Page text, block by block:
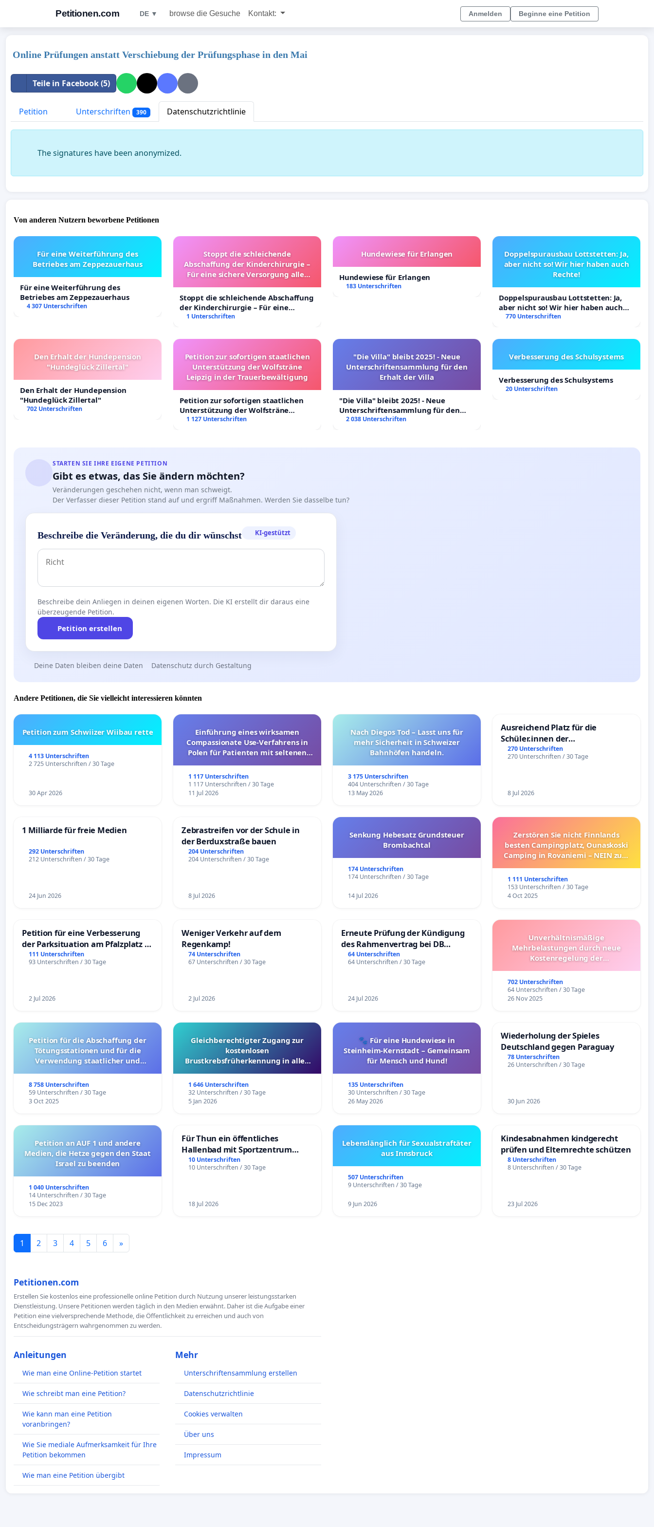
Petitionen.com DE ▼ browse die Gesuche Kontakt: Anmelden Beginne eine Petition
Online Prüfungen anstatt Verschiebung der Prüfungsphase in den Mai
Teile in Facebook (5)
Petition Unterschriften 390 Datenschutzrichtlinie
The signatures have been anonymized.
Von anderen Nutzern beworbene Petitionen
Für eine Weiterführung des
Betriebes am Zeppezauerhaus
Für eine Weiterführung des
Betriebes am Zeppezauerhaus
4 307 Unterschriften
Stoppt die schleichende
Abschaffung der Kinderchirurgie –
Für eine sichere Versorgung aller
Stoppt die schleichende Abschaffung
der Kinderchirurgie – Für eine
sichere Versorgung aller Kinder in
1 Unterschriften
Hundewiese für Erlangen
Hundewiese für Erlangen
183 Unterschriften
Doppelspurausbau Lottstetten: Ja,
aber nicht so! Wir hier haben auch
Rechte!
Doppelspurausbau Lottstetten: Ja,
aber nicht so! Wir hier haben auch
Rechte!
770 Unterschriften
Den Erhalt der Hundepension
"Hundeglück Zillertal"
Den Erhalt der Hundepension
"Hundeglück Zillertal"
702 Unterschriften
Petition zur sofortigen staatlichen
Unterstützung der Wolfsträne
Leipzig in der Trauerbewältigung
Petition zur sofortigen staatlichen
Unterstützung der Wolfsträne
Leipzig in der Trauerbewältigung
1 127 Unterschriften
"Die Villa" bleibt 2025! - Neue
Unterschriftensammlung für den
Erhalt der Villa
"Die Villa" bleibt 2025! - Neue
Unterschriftensammlung für den
Erhalt der Villa
2 038 Unterschriften
Verbesserung des Schulsystems
Verbesserung des Schulsystems
20 Unterschriften
STARTEN SIE IHRE EIGENE PETITION
Gibt es etwas, das Sie ändern möchten?
Veränderungen geschehen nicht, wenn man schweigt.
Der Verfasser dieser Petition stand auf und ergriff Maßnahmen. Werden Sie dasselbe tun?
Beschreibe die Veränderung, die du dir wünschst KI-gestützt
Beschreibe dein Anliegen in deinen eigenen Worten. Die KI erstellt dir daraus eine
überzeugende Petition.
Petition erstellen
Deine Daten bleiben deine Daten Datenschutz durch Gestaltung
Andere Petitionen, die Sie vielleicht interessieren könnten
Petition zum Schwiizer Wiibau rette
4 113 Unterschriften
2 725 Unterschriften / 30 Tage
30 Apr 2026
Einführung eines wirksamen
Compassionate Use-Verfahrens in
Polen für Patienten mit seltenen
1 117 Unterschriften
1 117 Unterschriften / 30 Tage
11 Jul 2026
Nach Diegos Tod – Lasst uns für
mehr Sicherheit in Schweizer
Bahnhöfen handeln.
3 175 Unterschriften
404 Unterschriften / 30 Tage
13 May 2026
Ausreichend Platz für die
Schüler.innen der
Schönbergschule
270 Unterschriften
270 Unterschriften / 30 Tage
8 Jul 2026
1 Milliarde für freie Medien
292 Unterschriften
212 Unterschriften / 30 Tage
24 Jun 2026
Zebrastreifen vor der Schule in
der Berduxstraße bauen
204 Unterschriften
204 Unterschriften / 30 Tage
8 Jul 2026
Senkung Hebesatz Grundsteuer
Brombachtal
174 Unterschriften
174 Unterschriften / 30 Tage
14 Jul 2026
Zerstören Sie nicht Finnlands
besten Campingplatz, Ounaskoski
Camping in Rovaniemi – NEIN zum
1 111 Unterschriften
153 Unterschriften / 30 Tage
4 Oct 2025
Petition für eine Verbesserung
der Parksituation am Pfalzplatz in
Mannheim
111 Unterschriften
93 Unterschriften / 30 Tage
2 Jul 2026
Weniger Verkehr auf dem
Regenkamp!
74 Unterschriften
67 Unterschriften / 30 Tage
2 Jul 2026
Erneute Prüfung der Kündigung
des Rahmenvertrag bei DB
Fahrwegdienste Gmbh
64 Unterschriften
64 Unterschriften / 30 Tage
24 Jul 2026
Unverhältnismäßige
Mehrbelastungen durch neue
Kostenregelung der
Überprüfung und Alternativen
702 Unterschriften
64 Unterschriften / 30 Tage
26 Nov 2025
Petition für die Abschaffung der
Tötungsstationen und für die
Verwendung staatlicher und
8 758 Unterschriften
59 Unterschriften / 30 Tage
3 Oct 2025
Gleichberechtigter Zugang zur
kostenlosen
Brustkrebsfrüherkennung in allen
1 646 Unterschriften
32 Unterschriften / 30 Tage
5 Jan 2026
🐾 Für eine Hundewiese in
Steinheim-Kernstadt – Gemeinsam
für Mensch und Hund!
135 Unterschriften
30 Unterschriften / 30 Tage
26 May 2026
Wiederholung der Spieles
Deutschland gegen Paraguay
78 Unterschriften
26 Unterschriften / 30 Tage
30 Jun 2026
Petition an AUF 1 und andere
Medien, die Hetze gegen den Staat
Israel zu beenden
1 040 Unterschriften
14 Unterschriften / 30 Tage
15 Dec 2023
Für Thun ein öffentliches
Hallenbad mit Sportzentrum
schaffen
10 Unterschriften
10 Unterschriften / 30 Tage
18 Jul 2026
Lebenslänglich für Sexualstraftäter
aus Innsbruck
507 Unterschriften
9 Unterschriften / 30 Tage
9 Jun 2026
Kindesabnahmen kindgerecht
prüfen und Elternrechte schützen
8 Unterschriften
8 Unterschriften / 30 Tage
23 Jul 2026
1 2 3 4 5 6 »
Petitionen.com
Erstellen Sie kostenlos eine professionelle online Petition durch Nutzung unserer leistungsstarken
Dienstleistung. Unsere Petitionen werden täglich in den Medien erwähnt. Daher ist die Aufgabe einer
Petition eine vielversprechende Methode, die Öffentlichkeit zu erreichen und auch von
Entscheidungsträgern wahrgenommen zu werden.
Anleitungen
Wie man eine Online-Petition startet
Wie schreibt man eine Petition?
Wie kann man eine Petition
voranbringen?
Wie Sie mediale Aufmerksamkeit für Ihre
Petition bekommen
Wie man eine Petition übergibt
Mehr
Unterschriftensammlung erstellen
Datenschutzrichtlinie
Cookies verwalten
Über uns
Impressum